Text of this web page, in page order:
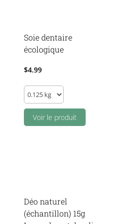
Soie dentaire
écologique
$4.99
Soie
dentaire
écologique
Voir le produit
Déo naturel
(échantillon) 15g